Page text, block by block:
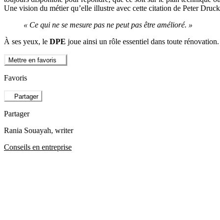
Une vision du métier qu’elle illustre avec cette citation de Peter
« Ce qui ne se mesure pas ne peut pas être amélioré. »
À ses yeux, le DPE joue ainsi un rôle essentiel dans toute rénovation.
Mettre en favoris
Favoris
Partager
Partager
Rania Souayah, writer
Conseils en entreprise